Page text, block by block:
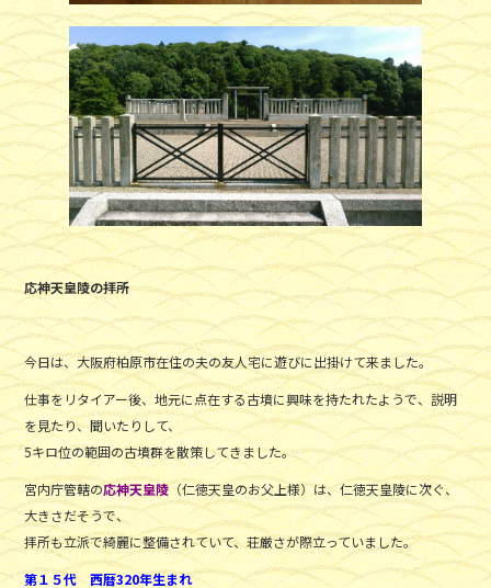
応神天皇陵の拝所
今日は、大阪府柏原市在住の夫の友人宅に遊びに出掛けて来ました。
仕事をリタイアー後、地元に点在する古墳に興味を持たれたようで、説明
を見たり、聞いたりして、
5キロ位の範囲の古墳群を散策してきました。
宮内庁管轄の応神天皇陵（仁徳天皇のお父上様）は、仁徳天皇陵に次ぐ、
大きさだそうで、
拝所も立派で綺麗に整備されていて、荘厳さが際立っていました。
第１５代 西暦320年生まれ